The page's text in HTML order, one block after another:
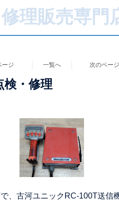
理販売専門
ージ 一覧へ 次のページ
検・修理
、古河ユニックRC-100T送信